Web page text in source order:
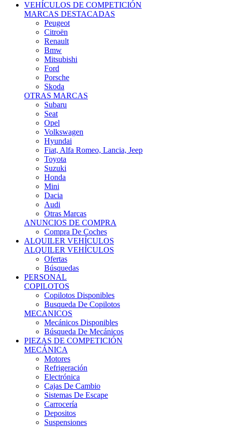
VEHÍCULOS DE COMPETICIÓN
MARCAS DESTACADAS
Peugeot
Citroën
Renault
Bmw
Mitsubishi
Ford
Porsche
Skoda
OTRAS MARCAS
Subaru
Seat
Opel
Volkswagen
Hyundai
Fiat, Alfa Romeo, Lancia, Jeep
Toyota
Suzuki
Honda
Mini
Dacia
Audi
Otras Marcas
ANUNCIOS DE COMPRA
Compra De Coches
ALQUILER VEHÍCULOS
ALQUILER VEHÍCULOS
Ofertas
Búsquedas
PERSONAL
COPILOTOS
Copilotos Disponibles
Busqueda De Copilotos
MECANICOS
Mecánicos Disponibles
Búsqueda De Mecánicos
PIEZAS DE COMPETICIÓN
MECÁNICA
Motores
Refrigeración
Electrónica
Cajas De Cambio
Sistemas De Escape
Carrocería
Depositos
Suspensiones